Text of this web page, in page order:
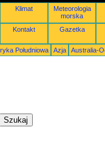
Klimat
Meteorologia
morska
Kontakt Gazetka
Południowa Azja Australia-